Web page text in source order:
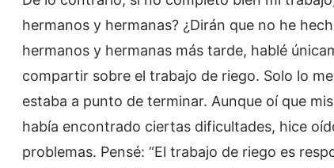
hermanos y hermanas? ¿Dirán que no he
hermanos y hermanas más tarde, hablé
compartir sobre el trabajo de riego. Solo lo
estaba a punto de terminar. Aunque oí que
había encontrado ciertas dificultades, hice
problemas. Pensé: “El trabajo de riego es